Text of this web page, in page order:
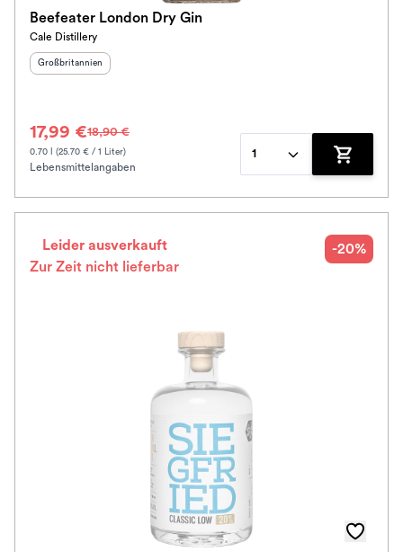
Beefeater London Dry Gin
Cale Distillery
Herkunftsland:
Großbritannien
17,99 €18,90 €
0.70 l (25.70 € / 1 Liter)
Lebensmittelangaben
1
Zum
Leider ausverkauft
Zur Zeit nicht lieferbar
-20%